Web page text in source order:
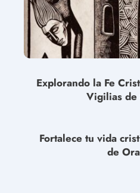
Explorando la Fe
Vigilias de
Fortalece tu vida
de